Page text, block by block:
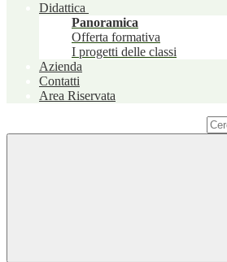
Didattica
Panoramica
Offerta formativa
I progetti delle classi
Azienda
Contatti
Area Riservata